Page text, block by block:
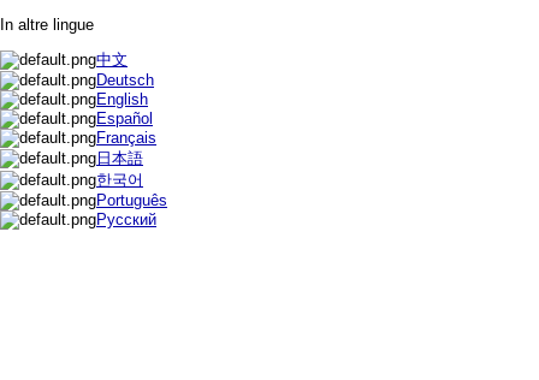
In altre lingue
中文
Deutsch
English
Español
Français
日本語
한국어
Português
Русский